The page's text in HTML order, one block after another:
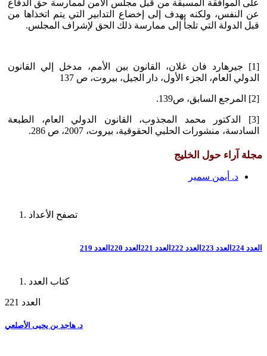
على الموافقة المسبقة من قبل مجلس الأمن لممارسة حق الدفاع
عن النفس، ولكنه يهدف إلى إخضاع التدابير التي يتم اتخذاها من
قبل الدولة التي تلجأ إلى ممارسة ذلك الحق لإشراف المجلس.
[1] جيرهارد فان غلان، القانون بين الأمم، مدخل إلي القانون
الدولي العام، الجزء الأول، دار الجيل، بيروت، ص 137
[2] المرجع السابق، ص139.
[3] الدكتور محمد المجذوب، القانون الدولي العام، الطبعة
السادسة، منشورات الحلبي الحقوقية، بيروت، 2007، ص 286.
مجلة آراء حول الخليج
د. أيمن سمير
تصفح الأعداد
العدد 224 العدد 223 العدد 222 العدد 221 العدد 220 العدد 219
كتاب العدد
العدد 221
د. هاجد بن يحيى الأصلعي